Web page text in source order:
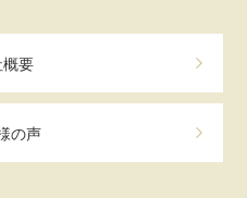
要
の声